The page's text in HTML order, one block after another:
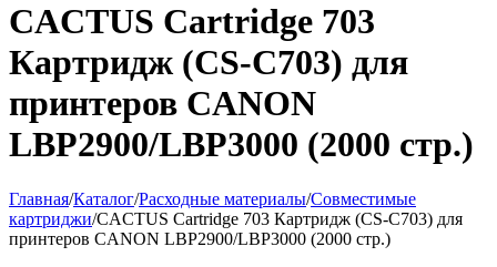
CACTUS Cartridge 703
Картридж (CS-C703) для
принтеров CANON
LBP2900/LBP3000 (2000 стр.)
Главная/Каталог/Расходные материалы/Совместимые
картриджи/CACTUS Cartridge 703 Картридж (CS-C703) для
принтеров CANON LBP2900/LBP3000 (2000 стр.)